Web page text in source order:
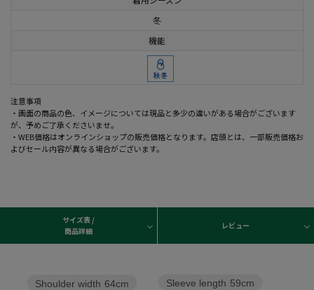
冬
機能
注意事項
・画面の商品の色、イメージについては現品と多少の違いがある場合がございます
が、予めご了承くださいませ。
・WEB価格はオンラインショップの販売価格となります。店頭とは、一部販売価格お
よびセール内容が異なる場合がございます。
サイズ表 /
商品詳細
レビュー
Sleeve length 59cm
Shoulder width 64cm